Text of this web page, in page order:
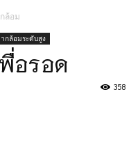
ล้อม
กล้อมระดับสูง
อรอด
358